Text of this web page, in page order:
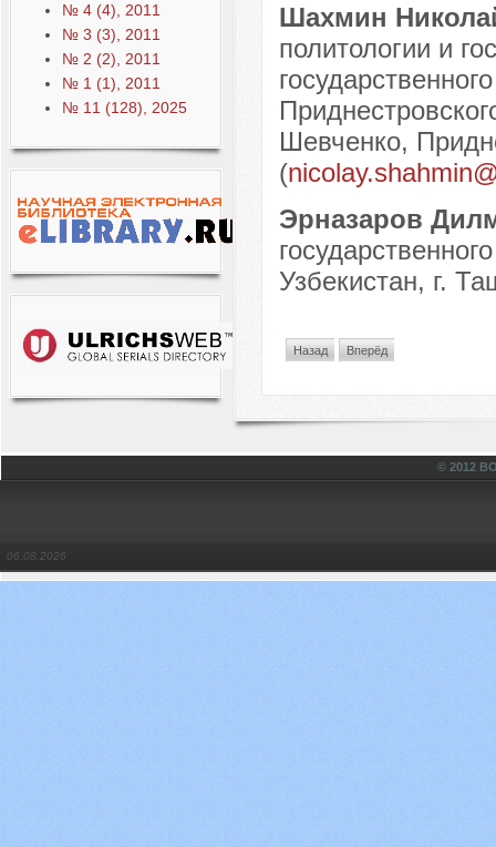
№ 4 (4), 2011
№ 3 (3), 2011
№ 2 (2), 2011
№ 1 (1), 2011
№ 11 (128), 2025
Шахмин
политологии и
Шевченко,
(
Эрназаров
Узбекистан, г.
Назад Вперёд
© 2012
06.08.2026